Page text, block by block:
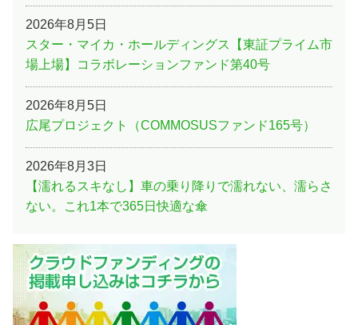
2026年8月5日
スター・マイカ・ホールディングス【東証プライム市
場上場】コラボレーションファンド第40号
2026年8月5日
広尾プロジェクト（COMMOSUSファンド165号）
2026年8月3日
【濡れるスキなし】車の乗り降りで濡れない、濡らさ
ない。これ1本で365日快適な傘